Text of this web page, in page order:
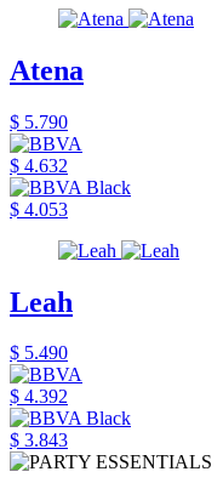
Atena
$ 5.790
$ 4.632
$ 4.053
Leah
$ 5.490
$ 4.392
$ 3.843